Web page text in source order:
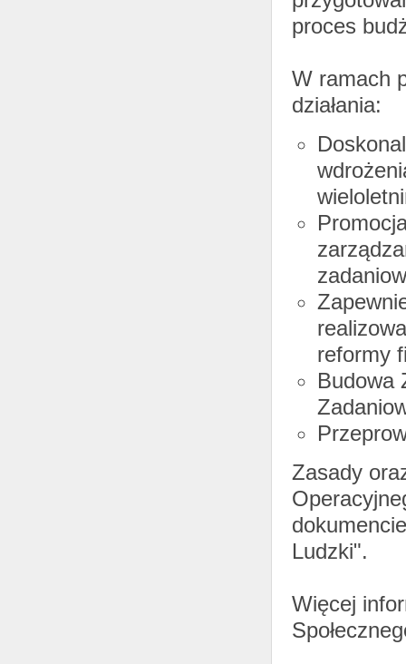
proces
W ramach
działania:
reformy
Budowa
Zasady
Ludzki".
Więcej